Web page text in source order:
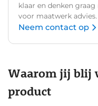
klaar en denken
voor maatwerk advies.
Neem contact op
Waarom jij blij
product